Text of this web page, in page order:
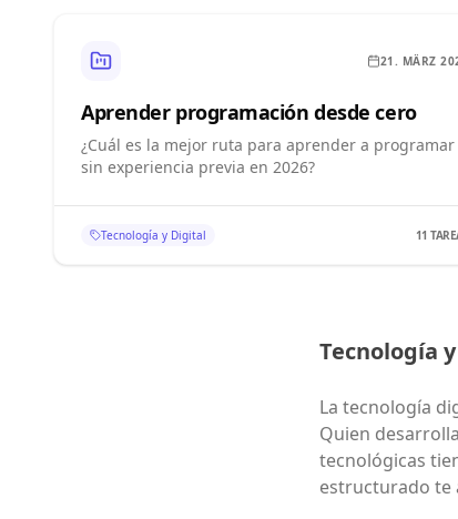
21. MÄRZ
Aprender programación desde cero
¿Cuál es la mejor ruta para aprender a programar
sin experiencia previa en 2026?
Tecnología y Digital 11
Tecnología
La tecnología
Quien
tecnológicas
estructurado te